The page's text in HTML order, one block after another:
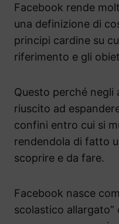
Facebook rende
una definizione di
principi cardine su
riferimento e gli
Questo perché negli
riuscito ad
confini entro cui si
rendendola di fatto
scoprire e da fare.
Facebook nasce
scolastico